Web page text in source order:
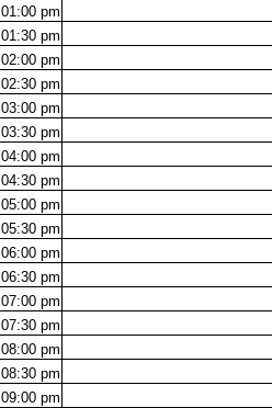
01:00 pm
01:30 pm
02:00 pm
02:30 pm
03:00 pm
03:30 pm
04:00 pm
04:30 pm
05:00 pm
05:30 pm
06:00 pm
06:30 pm
07:00 pm
07:30 pm
08:00 pm
08:30 pm
09:00 pm